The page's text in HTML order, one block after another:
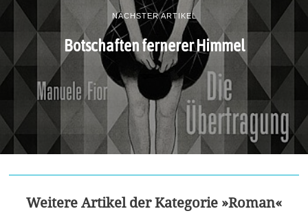
NÄCHSTER ARTIKEL
Botschaften fernerer Himmel
Weitere Artikel der Kategorie »Roman«